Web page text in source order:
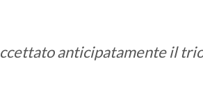
anticipatamente il